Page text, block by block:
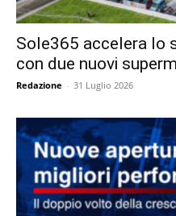
Sole365 accelera lo
con due nuovi
Redazione - 31 Luglio 2026